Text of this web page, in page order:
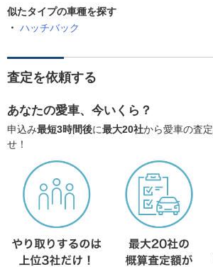
似たタイプの車種を探す
ハッチバック
査定を依頼する
あなたの愛車、今いくら？
申込み最短3時間後に最大20社から愛車の査
せ！